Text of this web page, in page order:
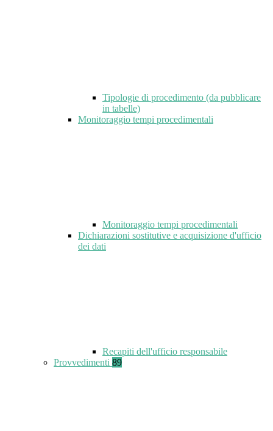
Tipologie di procedimento (da pubblicare
in tabelle)
Monitoraggio tempi procedimentali
Monitoraggio tempi procedimentali
Dichiarazioni sostitutive e acquisizione d'ufficio
dei dati
Recapiti dell'ufficio responsabile
Provvedimenti 89